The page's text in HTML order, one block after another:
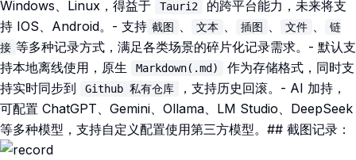
Windows、Linux，得益于
Tauri2
的跨平台能力，未来将支
持 IOS、Android。- 支持 截图 、 文本 、 插图 、 文件 、
链
接 等多种记录方式，满足各类场景的碎片化记录需求。- 默认支
持本地离线使用，原生
Markdown(.md)
作为存储格式，同时支
持实时同步到
Github 私有仓库
，支持历史回滚。- AI 加持，
可配置 ChatGPT、Gemini、Ollama、LM Studio、DeepSeek
等多种模型，支持自定义配置使用第三方模型。## 截图记录：